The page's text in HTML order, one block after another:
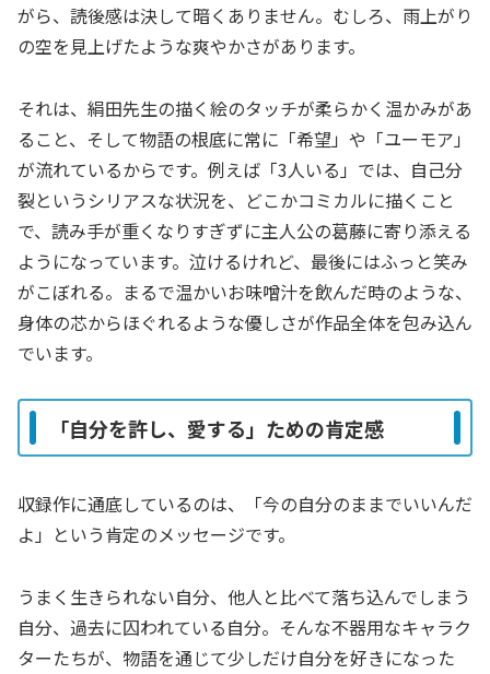
がら、読後感は決して暗くありません。むしろ、雨上がり
の空を見上げたような爽やかさがあります。
それは、絹田先生の描く絵のタッチが柔らかく温かみがあ
ること、そして物語の根底に常に「希望」や「ユーモア」
が流れているからです。例えば「3人いる」では、自己分
裂というシリアスな状況を、どこかコミカルに描くこと
で、読み手が重くなりすぎずに主人公の葛藤に寄り添える
ようになっています。泣けるけれど、最後にはふっと笑み
がこぼれる。まるで温かいお味噌汁を飲んだ時のような、
身体の芯からほぐれるような優しさが作品全体を包み込ん
でいます。
「自分を許し、愛する」ための肯定感
収録作に通底しているのは、「今の自分のままでいいんだ
よ」という肯定のメッセージです。
うまく生きられない自分、他人と比べて落ち込んでしまう
自分、過去に囚われている自分。そんな不器用なキャラク
ターたちが、物語を通じて少しだけ自分を好きになった